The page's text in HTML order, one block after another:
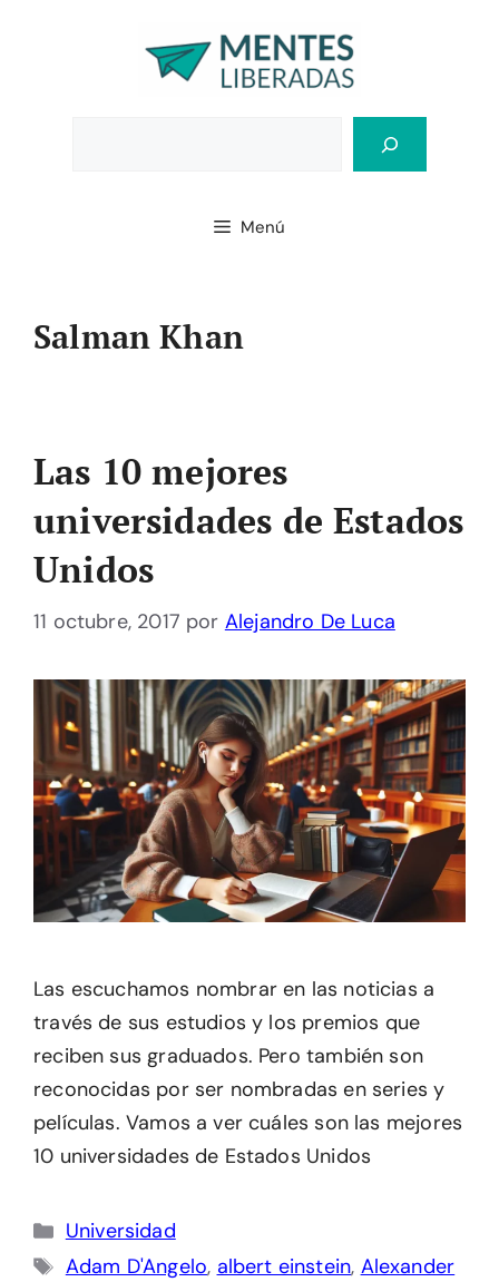
Menú
Salman Khan
Las 10 mejores
universidades de Estados
Unidos
11 octubre, 2017 por Alejandro De Luca
Las escuchamos nombrar en las noticias a
través de sus estudios y los premios que
reciben sus graduados. Pero también son
reconocidas por ser nombradas en series y
películas. Vamos a ver cuáles son las mejores
10 universidades de Estados Unidos
Categorías
Universidad
Etiquetas
Adam D'Angelo, albert einstein, Alexander